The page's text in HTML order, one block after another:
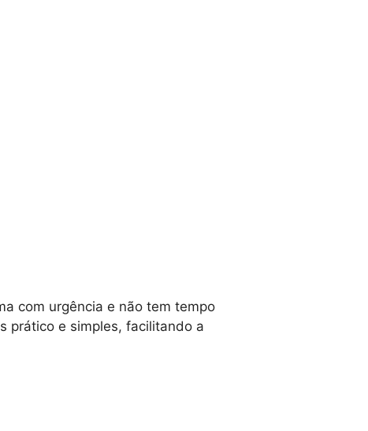
com urgência e não tem tempo
prático e simples, facilitando a